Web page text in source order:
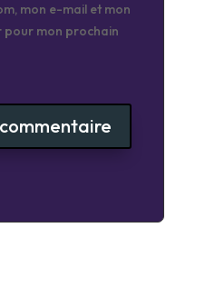
mon e-mail et mon
pour mon prochain